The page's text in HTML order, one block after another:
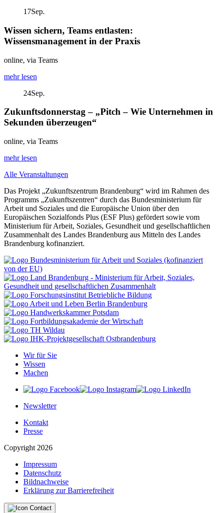
17Sep.
Wissen sichern, Teams entlasten:
Wissensmanagement in der Praxis
online, via Teams
mehr lesen
24Sep.
Zukunftsdonnerstag – „Pitch – Wie Unternehmen in
Sekunden überzeugen“
online, via Teams
mehr lesen
Alle Veranstaltungen
Das Projekt „Zukunftszentrum Brandenburg“ wird im Rahmen des
Programms „Zukunftszentren“ durch das Bundesministerium für
Arbeit und Soziales und die Europäische Union über den
Europäischen Sozialfonds Plus (ESF Plus) gefördert sowie vom
Ministerium für Arbeit, Soziales, Gesundheit und gesellschaftlichen
Zusammenhalt des Landes Brandenburg aus Mitteln des Landes
Brandenburg kofinanziert.
Wir für Sie
Wissen
Machen
Newsletter
Kontakt
Presse
Copyright 2026
Impressum
Datenschutz
Bildnachweise
Erklärung zur Barrierefreiheit